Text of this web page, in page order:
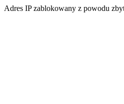
Adres IP zablokowany z powodu